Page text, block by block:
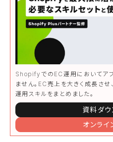
ShopifyでのEC運用においてア
ません。EC売上を大きく成長さ
運用スキルをまとめました。
資料ダウ
オンライ